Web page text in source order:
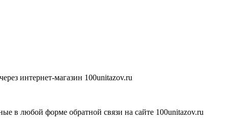
интернет-магазин 100unitazov.ru
в любой форме обратной связи на сайте 100unitazov.ru